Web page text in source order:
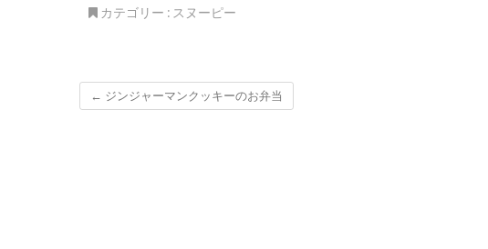
カテゴリー : スヌーピー
← ジンジャーマンクッキーのお弁当